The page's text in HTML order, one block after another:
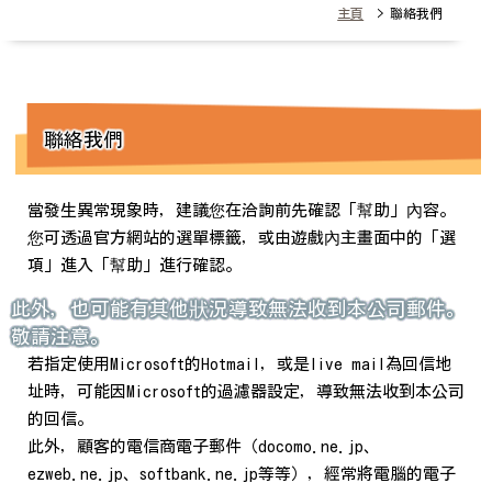
主頁 > 聯絡我們
聯絡我們
當發生異常現象時，建議您在洽詢前先確認「幫助」內容。
您可透過官方網站的選單標籤，或由遊戲內主畫面中的「選
項」進入「幫助」進行確認。
此外，也可能有其他狀況導致無法收到本公司郵件。
敬請注意。
若指定使用Microsoft的Hotmail，或是live mail為回信地
址時，可能因Microsoft的過濾器設定，導致無法收到本公司
的回信。
此外，顧客的電信商電子郵件（docomo.ne.jp、
ezweb.ne.jp、softbank.ne.jp等等），經常將電腦的電子